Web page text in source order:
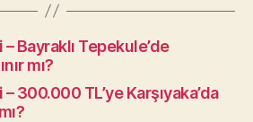
Bayraklı Tepekule’de
mı?
300.000 TL’ye Karşıyaka’da